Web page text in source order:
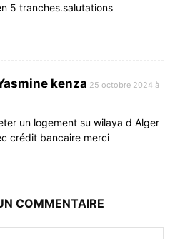
5 tranches.salutations
kenza 25 octobre 2024 à
un logement su wilaya d Alger
crédit bancaire merci
COMMENTAIRE